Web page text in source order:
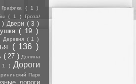
Графика( 1 )
( 1 ) Гроза/
) Двери ( 3 )
( 19 )
Деревня ( 1 )
( 136 )
( 27 ) Долина
1 )Дороги
Парк
дороги